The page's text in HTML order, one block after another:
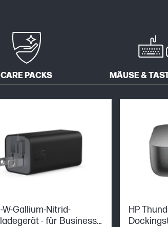
CARE PACKS MÄUSE &
W-Gallium-Nitrid-
- für Business
HP